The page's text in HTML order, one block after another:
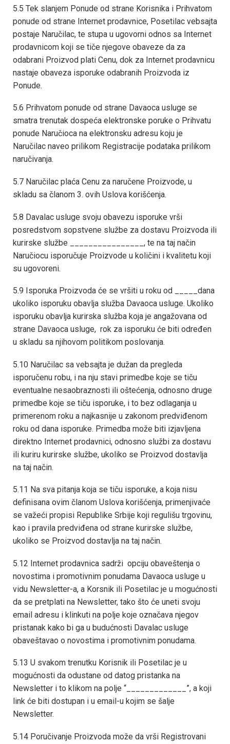
5.5 Tek slanjem Ponude od strane Korisnika i Prihvatom
ponude od strane Internet prodavnice, Posetilac vebsajta
postaje Naručilac, te stupa u ugovorni odnos sa Internet
prodavnicom koji se tiče njegove obaveze da za
odabrani Proizvod plati Cenu, dok za Internet prodavnicu
nastaje obaveza isporuke odabranih Proizvoda iz
Ponude.
5.6 Prihvatom ponude od strane Davaoca usluge se
smatra trenutak dospeća elektronske poruke o Prihvatu
ponude Naručioca na elektronsku adresu koju je
Naručilac naveo prilikom Registracije podataka prilikom
naručivanja.
5.7 Naručilac plaća Cenu za naručene Proizvode, u
skladu sa članom 3. ovih Uslova korišćenja.
5.8 Davalac usluge svoju obavezu isporuke vrši
posredstvom sopstvene službe za dostavu Proizvoda ili
kurirske službe ________________, te na taj način
Naručiocu isporučuje Proizvode u količini i kvalitetu koji
su ugovoreni.
5.9 Isporuka Proizvoda će se vršiti u roku od _____dana
ukoliko isporuku obavlja služba Davaoca usluge. Ukoliko
isporuku obavlja kurirska služba koja je angažovana od
strane Davaoca usluge, rok za isporuku će biti određen
u skladu sa njihovom politikom poslovanja.
5.10 Naručilac sa vebsajta je dužan da pregleda
isporučenu robu, i na nju stavi primedbe koje se tiču
eventualne nesaobraznosti ili oštećenja, odnosno druge
primedbe koje se tiču isporuke, i to bez odlaganja u
primerenom roku a najkasnije u zakonom predviđenom
roku od dana isporuke. Primedba može biti izjavljena
direktno Internet prodavnici, odnosno službi za dostavu
ili kuriru kurirske službe, ukoliko se Proizvod dostavlja
na taj način.
5.11 Na sva pitanja koja se tiču isporuke, a koja nisu
definisana ovim članom Uslova korišćenja, primenjivaće
se važeći propisi Republike Srbije koji regulišu trgovinu,
kao i pravila predviđena od strane kurirske službe,
ukoliko se Proizvod dostavlja na taj način.
5.12 Internet prodavnica sadrži opciju obaveštenja o
novostima i promotivnim ponudama Davaoca usluge u
vidu Newsletter-a, a Korsnik ili Posetilac je u mogućnosti
da se pretplati na Newsletter, tako što će uneti svoju
email adresu i klinkuti na polje koje označava njegov
pristanak kako bi ga u budućnosti Davalac usluge
obaveštavao o novostima i promotivnim ponudama.
5.13 U svakom trenutku Korisnik ili Posetilac je u
mogućnosti da odustane od datog pristanka na
Newsletter i to klikom na polje “_____________”, a koji
link će biti dostupan i u email-u kojim se šalje
Newsletter.
5.14 Poručivanje Proizvoda može da vrši Registrovani